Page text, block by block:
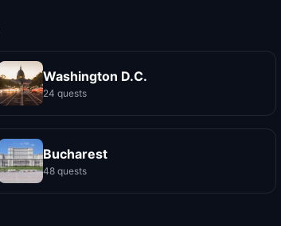
Washington D.C.
24 quests
Bucharest
48 quests